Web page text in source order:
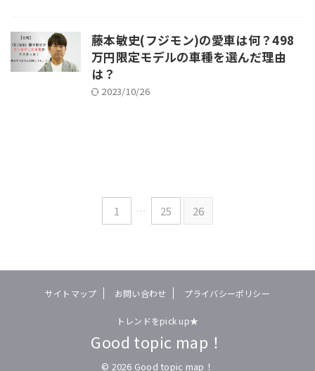
藤本敏史(フジモン)の愛車は何？498
万円限定モデルの車種を選んだ理由
は？
2023/10/26
1 … 25 26
サイトマップ お問い合わせ プライバシーポリシー
トレンドをpick up★
Good topic map！
© 2026 Good topic map！